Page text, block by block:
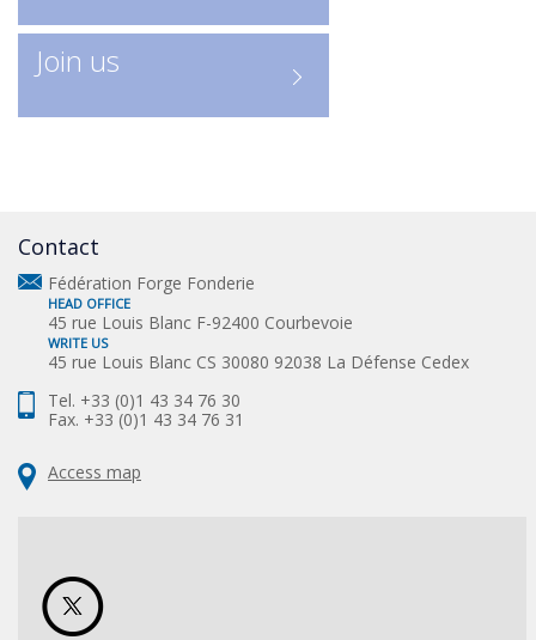
Un outil indispensable pour
découvrir les acteurs clés de la
Join us
Contact
Fédération Forge Fonderie
HEAD OFFICE
45 rue Louis Blanc F-92400 Courbevoie
WRITE US
45 rue Louis Blanc CS 30080 92038 La Défense Cedex
Tel. +33 (0)1 43 34 76 30
Fax. +33 (0)1 43 34 76 31
Access map